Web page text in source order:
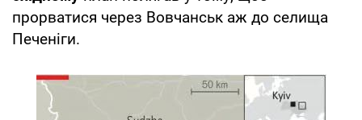
прорватися через Вовчанськ аж до селища
Печеніги.